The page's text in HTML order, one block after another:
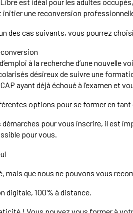
Libre est idéal pour les adultes
une reconversion
des cas suivants, vous pourrez
à la recherche d’une nouvelle
désireux de suivre une
ayant déjà échoué à l’examen et
options pour se former en tant
démarches pour vous inscrire, il est
pour vous.
mais que nous ne pouvons vous
digitale, 100% à distance.